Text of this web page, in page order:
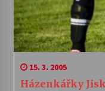
15. 3. 2005
Házenkářky